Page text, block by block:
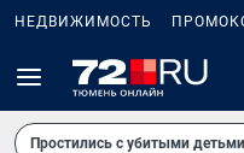
НЕДВИЖИМОСТЬ
Простились с убитыми